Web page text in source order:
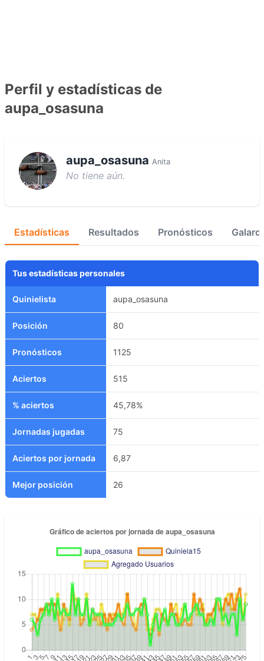
Perfil y estadísticas de
aupa_osasuna
aupa_osasuna Anita
No tiene aún.
Estadísticas Resultados Pronósticos
Tus estadísticas personales
Quinielista aupa_osasuna
Posición 80
Pronósticos 1125
Aciertos 515
% aciertos 45,78%
Jornadas jugadas 75
Aciertos por jornada 6,87
Mejor posición 26